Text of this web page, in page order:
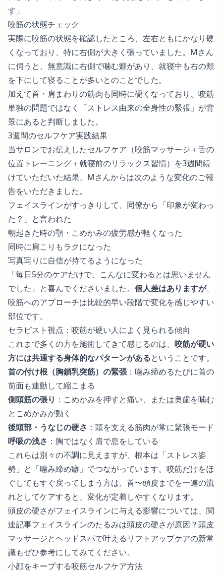
す」
咬筋の状態チェック
実際に咬筋の状態を確認したところ、左右ともにかなり硬
くなっており、特に右側が大きく張っていました。Mさん
に伺うと、無意識に右側で噛む癖があり、就寝中も右の頬
を下にして寝ることが多いとのことでした。
加えて首・肩まわりの筋肉も同時に硬くなっており、咬筋
単独の問題ではなく「ストレス由来の全身性の緊張」が背
景にあると判断しました。
3週間のセルフケア実践結果
当サロンでお伝えしたセルフケア（咬筋マッサージ＋舌の
位置トレーニング＋就寝前のリラックス習慣）を3週間続
けていただいた結果、Mさんからは次のような変化のご報
告をいただきました。
フェイスラインがすっきりして、同僚から「印象が変わっ
た？」と言われた
朝起きた時の顎・こめかみの疲労感が軽くなった
同時に肩こりもラクになった
写真写りに自信が持てるようになった
「毎日5分のケアだけで、こんなに変わるとは思いません
でした」と喜んでくださいました。 個人差はありますが、
咬筋へのアプローチは比較的早い段階で変化を感じやすい
部位です。
セラピスト視点：咬筋が硬い人によく見られる傾向
これまで多くの方を施術してきて感じるのは、 咬筋が硬い
方には共通する身体的なパターンがあるということです。
首の付け根（胸鎖乳突筋）の緊張：噛み締めるたびに首の
前面も連動して縮こまる
側頭筋の張り ：こめかみを押すと痛い、または奥歯を噛む
とこめかみが動く
後頭部・うなじの硬さ ：頭を支える筋肉が常に緊張モード
呼吸の浅さ ：胸ではなく肩で息をしている
これらは別々の不調に見えますが、根本は「ストレス姿
勢」と「噛み締め癖」でつながっています。咬筋だけをほ
ぐしてもすぐ戻ってしまう方は、首〜頭皮までを一連の流
れとしてケアすると、変化が定着しやすくなります。
頭皮の硬さがフェイスラインに与える影響については、関
連記事フェイスラインのたるみは頭皮の硬さが原因？頭皮
マッサージとヘッドスパで叶えるリフトアップケアの新常
識もぜひ参考にしてみてください。
小顔をキープする咬筋セルフケア方法